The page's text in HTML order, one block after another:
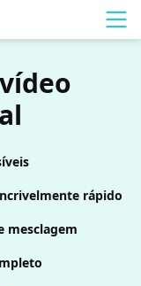
rápido
mesclagem